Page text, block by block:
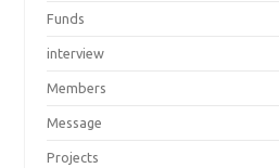
Funds
interview
Members
Message
Projects